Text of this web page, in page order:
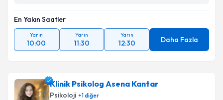
En Yakın Saatler
Yarın
10:00
Yarın
11:30
Yarın
12:30 Daha Fazla
Klinik Psikolog Asena Kantar
Psikoloji +1diğer